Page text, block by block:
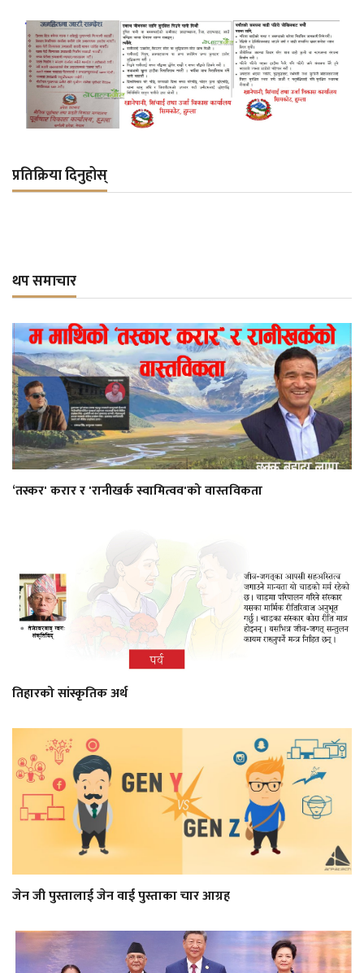
प्रतिक्रिया दिनुहोस्
थप समाचार
‘तस्कर' करार र 'रानीखर्क स्वामित्वव'को वास्तविकता
तिहारको सांस्कृतिक अर्थ
जेन जी पुस्तालाई जेन वाई पुस्ताका चार आग्रह